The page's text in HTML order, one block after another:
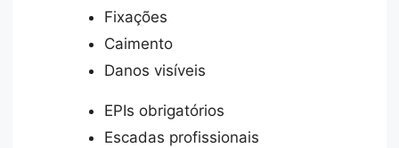
Fixações
Caimento
Danos visíveis
EPIs obrigatórios
Escadas profissionais